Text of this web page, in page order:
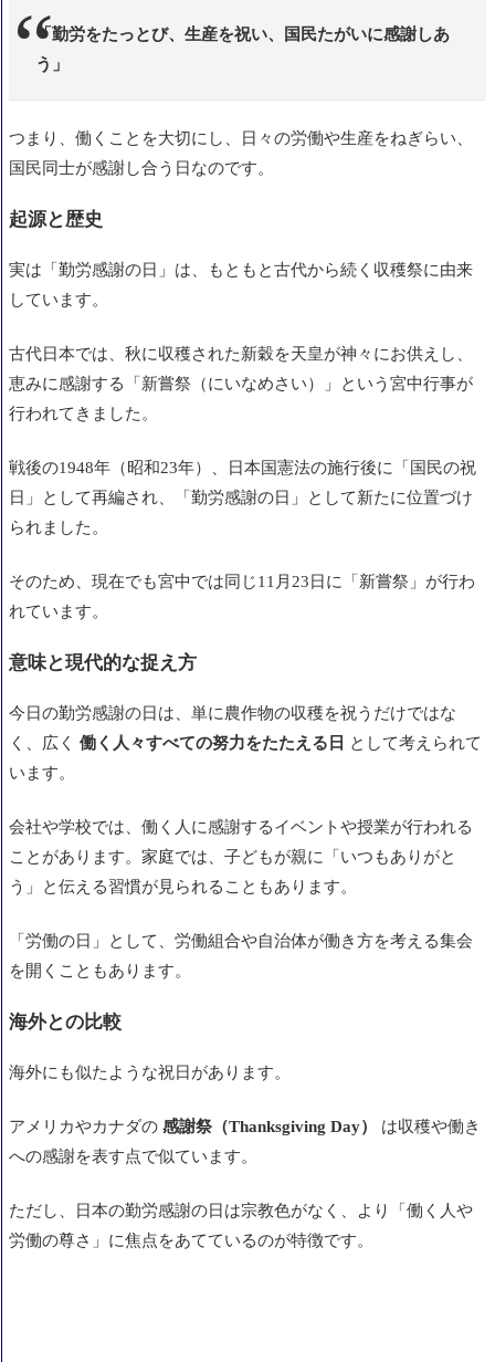
メッセージ性のあるギフト
まとめ
「勤労をたっとび、生産を祝い、国民たがいに感謝しあ
う」
つまり、働くことを大切にし、日々の労働や生産をねぎらい、
国民同士が感謝し合う日なのです。
起源と歴史
実は「勤労感謝の日」は、もともと古代から続く収穫祭に由来
しています。
古代日本では、秋に収穫された新穀を天皇が神々にお供えし、
恵みに感謝する「新嘗祭（にいなめさい）」という宮中行事が
行われてきました。
戦後の1948年（昭和23年）、日本国憲法の施行後に「国民の祝
日」として再編され、「勤労感謝の日」として新たに位置づけ
られました。
そのため、現在でも宮中では同じ11月23日に「新嘗祭」が行わ
れています。
意味と現代的な捉え方
今日の勤労感謝の日は、単に農作物の収穫を祝うだけではな
く、広く 働く人々すべての努力をたたえる日 として考えられて
います。
会社や学校では、働く人に感謝するイベントや授業が行われる
ことがあります。家庭では、子どもが親に「いつもありがと
う」と伝える習慣が見られることもあります。
「労働の日」として、労働組合や自治体が働き方を考える集会
を開くこともあります。
海外との比較
海外にも似たような祝日があります。
アメリカやカナダの 感謝祭（Thanksgiving Day）
は収穫や働き
への感謝を表す点で似ています。
ただし、日本の勤労感謝の日は宗教色がなく、より「働く人や
労働の尊さ」に焦点をあてているのが特徴です。